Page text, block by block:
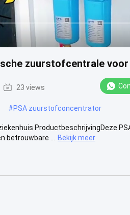
zuurstofcentrale
23 views
#PSA zuurstofconcentrator
ProductbeschrijvingDeze
betrouwbare ...
Bekijk meer